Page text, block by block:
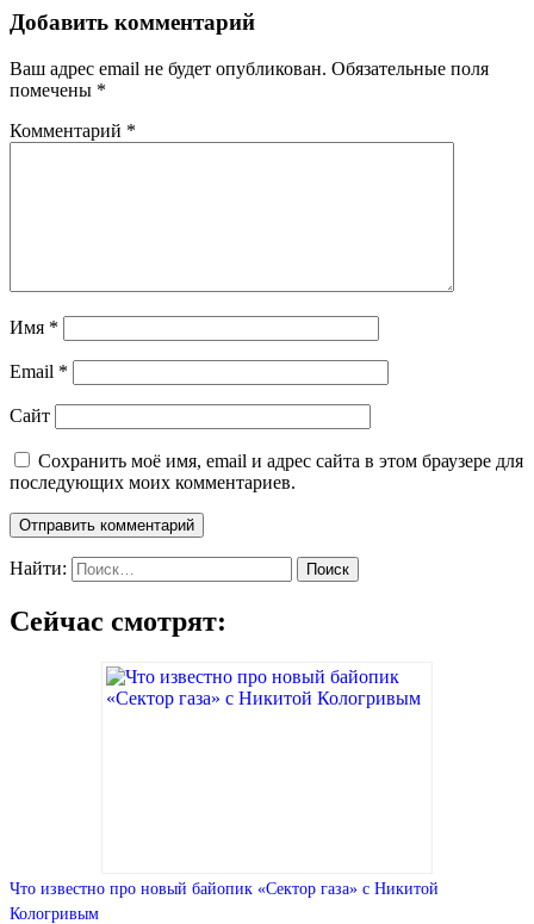
Добавить комментарий
Ваш адрес email не будет опубликован. Обязательные поля
помечены *
Комментарий *
Имя *
Email *
Сайт
Сохранить моё имя, email и адрес сайта в этом браузере для
последующих моих комментариев.
Найти:
Сейчас смотрят:
Что известно про новый байопик «Сектор газа» с Никитой
Кологривым